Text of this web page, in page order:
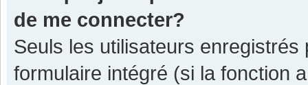
de me connecter?
Seuls les utilisateurs enregistrés
formulaire intégré (si la fonction